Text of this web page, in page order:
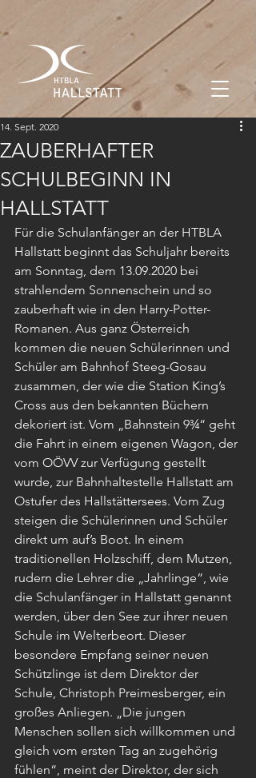
ZAUBERHAFTER
SCHULBEGINN IN
HALLSTATT
14. Sept. 2020
Für die Schulanfänger an der HTBLA
Hallstatt beginnt das Schuljahr bereits
am Sonntag, dem 13.09.2020 bei
strahlendem Sonnenschein und so
zauberhaft wie in den Harry-Potter-
Romanen. Aus ganz Österreich
kommen die neuen Schülerinnen und
Schüler am Bahnhof Steeg-Gosau
zusammen, der wie die Station King’s
Cross aus den bekannten Büchern
dekoriert ist. Vom „Bahnstein 9¾“ geht
die Fahrt in einem eigenen Wagon, der
vom OÖVV zur Verfügung gestellt
wurde, zur Bahnhaltestelle Hallstatt am
Ostufer des Hallstättersees. Vom Zug
steigen die Schülerinnen und Schüler
direkt um auf’s Boot. In einem
traditionellen Holzschiff, dem Mutzen,
rudern die Lehrer die „Jahrlinge“, wie
die Schulanfänger in Hallstatt genannt
werden, über den See zur ihrer neuen
Schule im Welterbeort. Dieser
besondere Empfang seiner neuen
Schützlinge ist dem Direktor der
Schule, Christoph Preimesberger, ein
großes Anliegen. „Die jungen
Menschen sollen sich willkommen und
gleich vom ersten Tag an zugehörig
fühlen“, meint der Direktor, der sich